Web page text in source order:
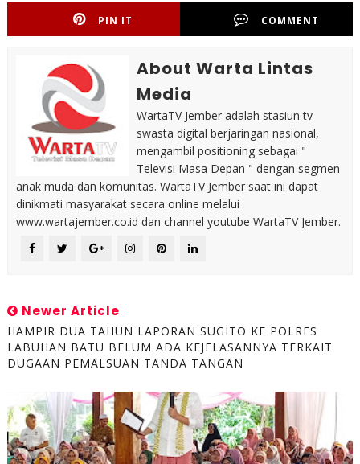
PIN IT COMMENT
About Warta Lintas
Media
WartaTV Jember adalah stasiun tv
swasta digital berjaringan nasional,
mengambil positioning sebagai "
Televisi Masa Depan " dengan segmen
anak muda dan komunitas. WartaTV Jember saat ini dapat
dinikmati masyarakat secara online melalui
www.wartajember.co.id dan channel youtube WartaTV Jember.
Newer Article
HAMPIR DUA TAHUN LAPORAN SUGITO KE POLRES
LABUHAN BATU BELUM ADA KEJELASANNYA TERKAIT
DUGAAN PEMALSUAN TANDA TANGAN